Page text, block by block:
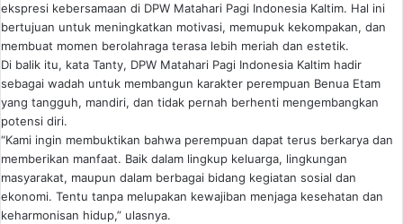
ekspresi kebersamaan di DPW Matahari Pagi Indonesia Kaltim. Hal ini
bertujuan untuk meningkatkan motivasi, memupuk kekompakan, dan
membuat momen berolahraga terasa lebih meriah dan estetik.
Di balik itu, kata Tanty, DPW Matahari Pagi Indonesia Kaltim hadir
sebagai wadah untuk membangun karakter perempuan Benua Etam
yang tangguh, mandiri, dan tidak pernah berhenti mengembangkan
potensi diri.
“Kami ingin membuktikan bahwa perempuan dapat terus berkarya dan
memberikan manfaat. Baik dalam lingkup keluarga, lingkungan
masyarakat, maupun dalam berbagai bidang kegiatan sosial dan
ekonomi. Tentu tanpa melupakan kewajiban menjaga kesehatan dan
keharmonisan hidup,” ulasnya.